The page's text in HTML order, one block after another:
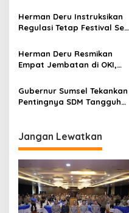
o
Herman Deru Instruksikan
Regulasi Tetap Festival Seni
Herman Deru Resmikan
Empat Jembatan di OKI,
Desa Kian Terbuka
Gubernur Sumsel Tekankan
Pentingnya SDM Tangguh
Jangan Lewatkan